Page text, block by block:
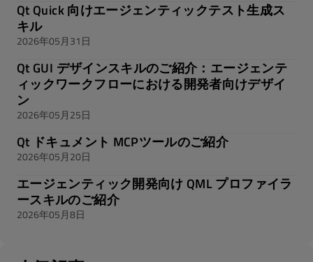
Qt Quick 向けエージェンティックテスト生成ス
キル
2026年05月31日
Qt GUI デザインスキルのご紹介：エージェンテ
ィックワークフローにおける開発者向けデザイ
ン
2026年05月25日
Qt ドキュメント MCPツールのご紹介
2026年05月20日
エージェンティック開発向け QML プロファイラ
ースキルのご紹介
2026年05月8日